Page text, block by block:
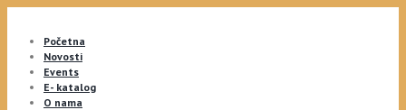
Početna
Novosti
Events
E- katalog
O nama